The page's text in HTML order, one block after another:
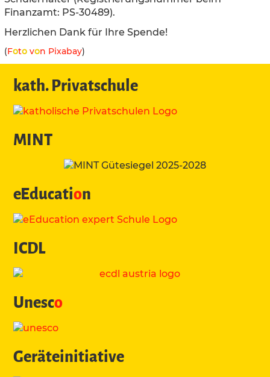
Finanzamt: PS-30489).
Herzlichen Dank für Ihre Spende!
(Foto von Pixabay)
kath. Privatschule
MINT
eEducation
ICDL
Unesco
Geräteinitiative